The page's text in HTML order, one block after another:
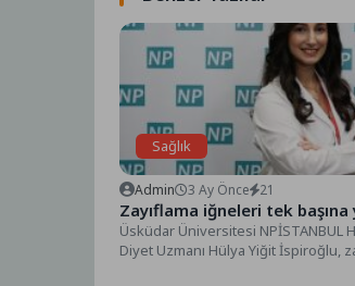
Sağlık
Admin 3 Ay Önce 21
Zayıflama iğneleri tek
Üsküdar Üniversitesi NPİSTANBUL
Diyet Uzmanı Hülya Yiğit İspiroğlu,